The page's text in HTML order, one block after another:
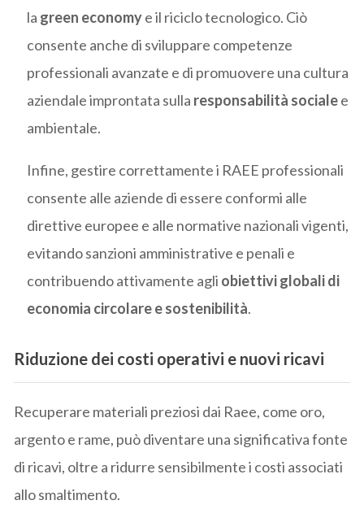
la green economye il riciclo tecnologico. Ciò
consente anche di sviluppare competenze
professionali avanzate e di promuovere una cultura
aziendale improntata sulla responsabilità socialee
ambientale.
Infine, gestire correttamente i RAEE professionali
consente alle aziende di essere conformi alle
direttive europee e alle normative nazionali vigenti,
evitando sanzioni amministrative e penali e
contribuendo attivamente agli obiettivi globali di
economia circolare e sostenibilità.
Riduzione dei costi operativi e nuovi ricavi
Recuperare materiali preziosi dai Raee, come oro,
argento e rame, può diventare una significativa fonte
di ricavi, oltre a ridurre sensibilmente i costi associati
allo smaltimento.